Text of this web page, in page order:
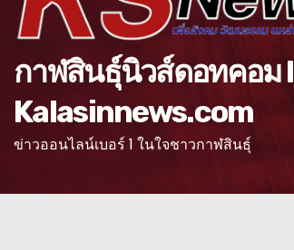
t
กาฬสินธุ์นิวส์ดอทคอม l
Kalasinnews.com
ข่าวออนไลน์เบอร์ 1 ในใจชาวกาฬสินธุ์